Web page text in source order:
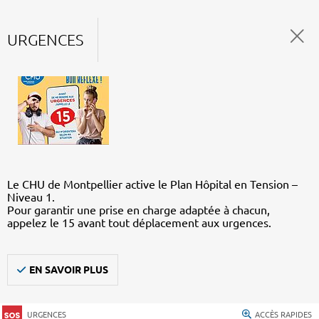
URGENCES
Le CHU de Montpellier active le Plan Hôpital en Tension –
Niveau 1.
Pour garantir une prise en charge adaptée à chacun,
appelez le 15 avant tout déplacement aux urgences.
EN SAVOIR PLUS
URGENCES ACCÈS RAPIDES